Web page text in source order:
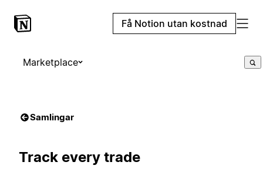
Få Notion utan kostnad
Marketplace
Samlingar
Track every trade